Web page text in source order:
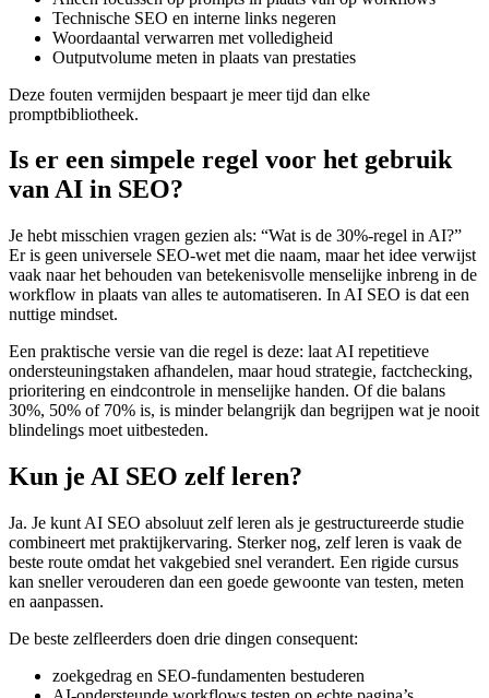
Technische SEO en interne links negeren
Woordaantal verwarren met volledigheid
Outputvolume meten in plaats van prestaties
Deze fouten vermijden bespaart je meer tijd dan elke
promptbibliotheek.
Is er een simpele regel voor het gebruik
van AI in SEO?
Je hebt misschien vragen gezien als: “Wat is de 30%-regel in AI?”
Er is geen universele SEO-wet met die naam, maar het idee verwijst
vaak naar het behouden van betekenisvolle menselijke inbreng in de
workflow in plaats van alles te automatiseren. In AI SEO is dat een
nuttige mindset.
Een praktische versie van die regel is deze: laat AI repetitieve
ondersteuningstaken afhandelen, maar houd strategie, factchecking,
prioritering en eindcontrole in menselijke handen. Of die balans
30%, 50% of 70% is, is minder belangrijk dan begrijpen wat je nooit
blindelings moet uitbesteden.
Kun je AI SEO zelf leren?
Ja. Je kunt AI SEO absoluut zelf leren als je gestructureerde studie
combineert met praktijkervaring. Sterker nog, zelf leren is vaak de
beste route omdat het vakgebied snel verandert. Een rigide cursus
kan sneller verouderen dan een goede gewoonte van testen, meten
en aanpassen.
De beste zelfleerders doen drie dingen consequent:
zoekgedrag en SEO-fundamenten bestuderen